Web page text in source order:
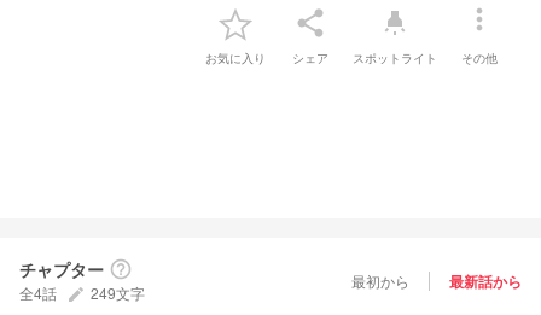
お気に入り
share
シェア
highlight
スポットライト
more_vert
その他
チャプター help_outline
全4話 create 249文字
最初から 最新話から